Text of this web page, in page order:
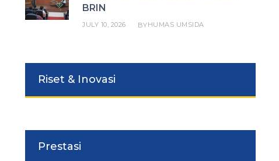
BRIN
JULY 10, 2026 BYHUMAS UMSIDA
Riset & Inovasi
Prestasi